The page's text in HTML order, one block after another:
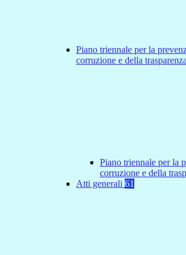
Piano triennale per la
corruzione e della trasparenza
Piano triennale per la
corruzione e della
Atti generali 61